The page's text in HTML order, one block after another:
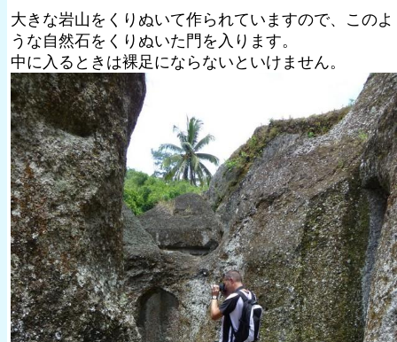
大きな岩山をくりぬいて作られていますので、このよ
うな自然石をくりぬいた門を入ります。
中に入るときは裸足にならないといけません。